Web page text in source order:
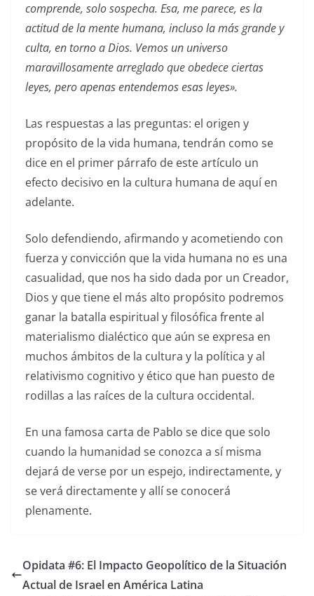
comprende, solo sospecha. Esa, me parece, es la
actitud de la mente humana, incluso la más grande y
culta, en torno a Dios. Vemos un universo
maravillosamente arreglado que obedece ciertas
leyes, pero apenas entendemos esas leyes».
Las respuestas a las preguntas: el origen y
propósito de la vida humana, tendrán como se
dice en el primer párrafo de este artículo un
efecto decisivo en la cultura humana de aquí en
adelante.
Solo defendiendo, afirmando y acometiendo con
fuerza y convicción que la vida humana no es una
casualidad, que nos ha sido dada por un Creador,
Dios y que tiene el más alto propósito podremos
ganar la batalla espiritual y filosófica frente al
materialismo dialéctico que aún se expresa en
muchos ámbitos de la cultura y la política y al
relativismo cognitivo y ético que han puesto de
rodillas a las raíces de la cultura occidental.
En una famosa carta de Pablo se dice que solo
cuando la humanidad se conozca a sí misma
dejará de verse por un espejo, indirectamente, y
se verá directamente y allí se conocerá
plenamente.
Opidata #6: El Impacto Geopolítico de la Situación
Actual de Israel en América Latina